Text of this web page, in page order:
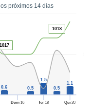
próximos 14 dias
50
Dom16 Ter 18 Qui 20
0.6 0.5
1.5
0.5
1.1
1017
1018